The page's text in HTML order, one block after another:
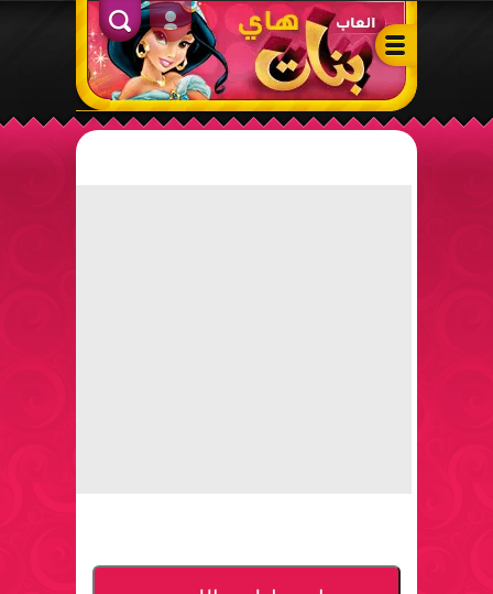
ألعاب بنات هاي – أفضل ألعاب تلبيس، مكياج، طبخ وأنشطة ممتعة
الدخول